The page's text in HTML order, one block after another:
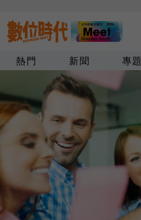
熱門 新聞 專題